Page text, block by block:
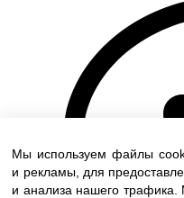
Мы используем файлы
и рекламы, для
и анализа нашего